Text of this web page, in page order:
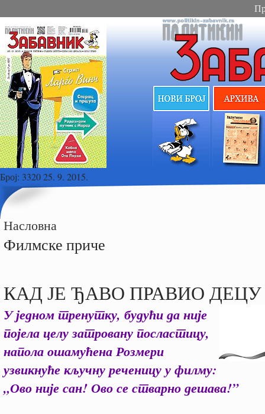
Број: 3320 25. 9. 2015.
Насловна
Филмске приче
КАД ЈЕ ЂАВО ПРАВИО ДЕЦУ
У једном тренутку, будући да није
појела целу затровану посластицу,
напола ошамућена Розмери
узвикнуће кључну реченицу у филму:
„Ово није сан! Ово се стварно дешава!”